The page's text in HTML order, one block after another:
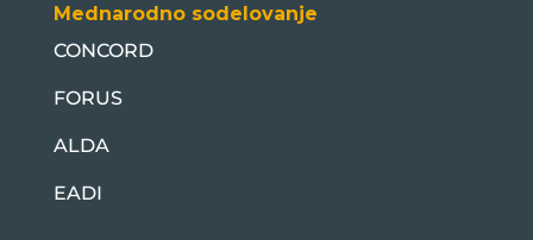
Mednarodno sodelovanje
CONCORD
FORUS
ALDA
EADI